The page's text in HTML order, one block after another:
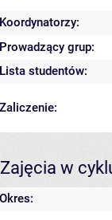
Koordynatorzy:
Prowadzący grup:
Lista studentów:
Zaliczenie:
Zajęcia w
Okres: